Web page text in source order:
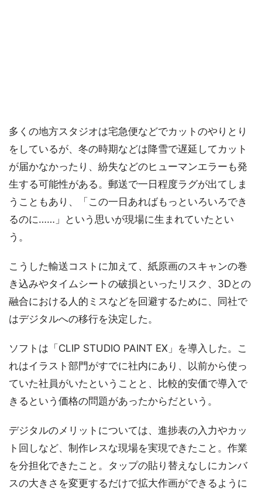
多くの地方スタジオは宅急便などでカットのやりとり
をしているが、冬の時期などは降雪で遅延してカット
が届かなかったり、紛失などのヒューマンエラーも発
生する可能性がある。郵送で一日程度ラグが出てしま
うこともあり、「この一日あればもっといろいろでき
るのに……」という思いが現場に生まれていたとい
う。
こうした輸送コストに加えて、紙原画のスキャンの巻
き込みやタイムシートの破損といったリスク、3Dとの
融合における人的ミスなどを回避するために、同社で
はデジタルへの移行を決定した。
ソフトは「CLIP STUDIO PAINT EX」を導入した。こ
れはイラスト部門がすでに社内にあり、以前から使っ
ていた社員がいたということと、比較的安価で導入で
きるという価格の問題があったからだという。
デジタルのメリットについては、進捗表の入力やカッ
ト回しなど、制作レスな現場を実現できたこと。作業
を分担化できたこと。タップの貼り替えなしにカンバ
スの大きさを変更するだけで拡大作画ができるように